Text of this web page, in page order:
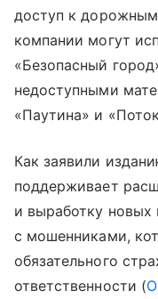
доступ к
компании могут
«Безопасный
недоступными
«Паутина» и
Как заявили
поддерживает
и выработку новых
с мошенниками,
обязательного
ответственности (